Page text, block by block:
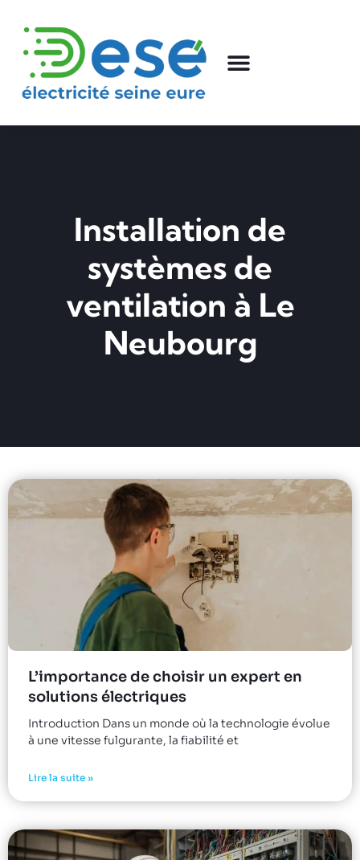
Installation de
systèmes de
ventilation à Le
Neubourg
L’importance de choisir un expert en
solutions électriques
Introduction Dans un monde où la technologie évolue
à une vitesse fulgurante, la fiabilité et
Lire la suite »